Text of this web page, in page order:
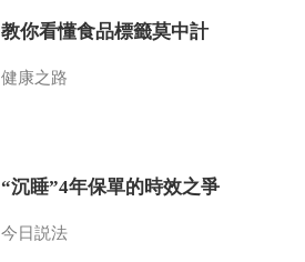
教你看懂食品標籤莫中計
健康之路
“沉睡”4年保單的時效之爭
今日説法